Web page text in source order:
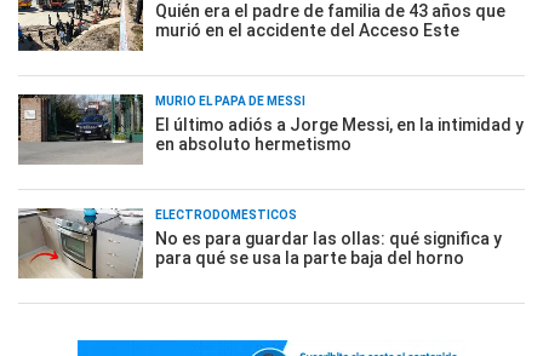
Quién era el padre de familia de 43 años que
murió en el accidente del Acceso Este
MURIÓ EL PAPÁ DE MESSI
El último adiós a Jorge Messi, en la intimidad y
en absoluto hermetismo
ELECTRODOMÉSTICOS
No es para guardar las ollas: qué significa y
para qué se usa la parte baja del horno